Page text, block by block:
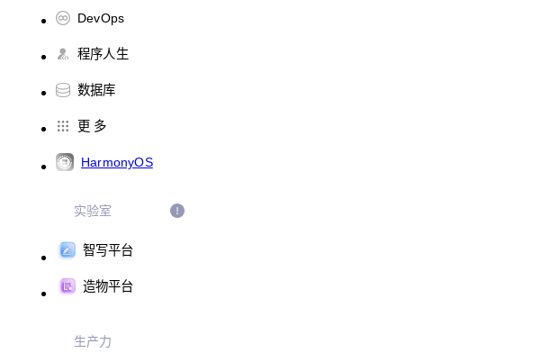
DevOps
程序人生
数据库
更 多
HarmonyOS
实验室
智写平台
造物平台
生产力